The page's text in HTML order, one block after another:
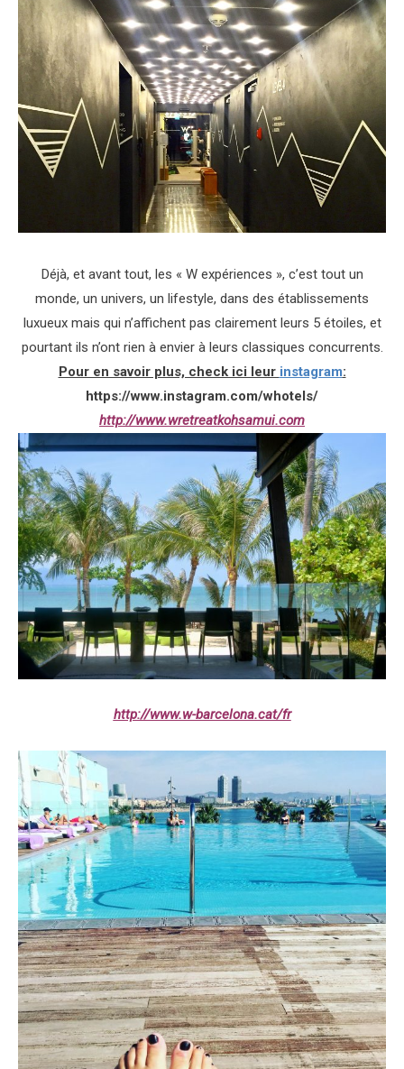
Déjà, et avant tout, les « W expériences », c’est tout un
monde, un univers, un lifestyle, dans des établissements
luxueux mais qui n’affichent pas clairement leurs 5 étoiles, et
pourtant ils n’ont rien à envier à leurs classiques concurrents.
Pour en savoir plus, check ici leur instagram:
https://www.instagram.com/whotels/
http://www.wretreatkohsamui.com
http://www.w-barcelona.cat/fr